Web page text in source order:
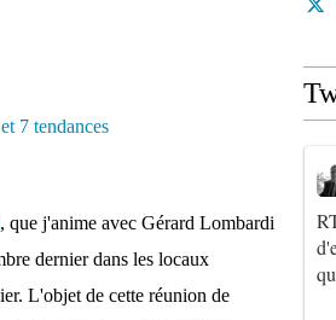
, que j'anime avec Gérard Lombardi
dernier dans les locaux
L'objet de cette réunion de